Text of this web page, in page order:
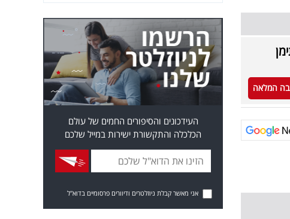
המלאה
העידכונים והסיפורים החמים של עולם
הכלכלה והתקשורת ישירות במייל שלכם
אני מאשר קבלת ניוזלטרים ודיוורים פרסומיים בדוא"ל